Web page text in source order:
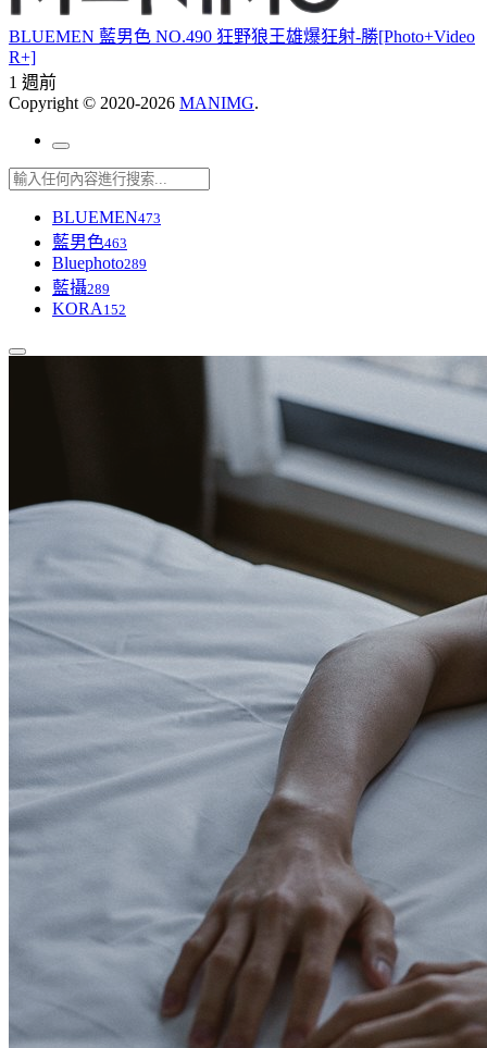
BLUEMEN 藍男色 NO.490 狂野狼王雄爆狂射-勝[Photo+Video
R+]
1 週前
Copyright © 2020-2026 MANIMG.
BLUEMEN473
藍男色463
Bluephoto289
藍攝289
KORA 152